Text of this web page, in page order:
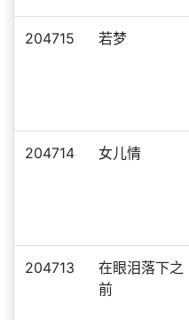
204715 若梦
204714 女儿情
204713
在眼泪落下之
前